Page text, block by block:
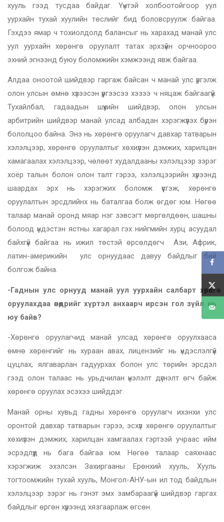
хууль гээд тусдаа байдаг. Үүнтэй холбоотойгоор уул
уурхайн тухай хуулийн төслийг бид боловсруулж байгаа.
Гэхдээ ямар ч тохиолдолд балансыг нь харахад манай улс
уул уурхайн хөрөнгө оруулалт татах эрхзүйн орчноороо
эхний эгнээнд буюу боломжийн хэмжээнд явж байгаа.
Алдаа оноотой шийдвэр гаргаж байсан ч манай улс үргэлж
олон улсын өмнө хүлээсэн үүргээсээ хэзээ ч няцаж байгаагүй.
Тухайлбал, гадаадын шүүхийн шийдвэр, олон улсын
арбитрийн шийдвэр манай улсад албадан хэрэгжүүлэх бүрэн
бололцоо байна. Энэ нь хөрөнгө оруулагч давхар татварын
хэлэлцээр, хөрөнгө оруулалтыг хөхиүлэн дэмжих, харилцан
хамагаалах хэлэлцээр, чөлөөт худалдааны хэлэлцээр зэрэг
хоёр талын болон олон талт гэрээ, хэлэлцээрийн хүрээнд
шаардах эрх нь хэрэгжих боломж үүсгэж, хөрөнгө
оруулалтын эрсдлийнх нь баталгаа болж өгдөг юм. Нөгөө
талаар манай оронд мяар нэг зэвсэгт мөргөлдөөн, шашны
болоод үндэстэн ястны хагарал гэх нийгмийн хурц асуудал
байхгүй байгаа нь ижил төстэй өрсөлдөгч Ази, Африк,
латин-америкийн улс орнуудаас давуу байдлыг бий
болгож байна.
-Гаднын улс орнууд манай уул уурхайн салбарт хөрөнгө
оруулахдаа өнөөдрийг хүртэл анхаарч ирсэн гол зүйл нь
юу байв?
-Хөрөнгө оруулагчид манай улсад хөрөнгө оруулхааса
өмнө хөрөнгийг нь хураан авах, лицензийг нь үндэслэлгүй
цуцлах, ялгаварлан гадуурхах болон улс төрийн эрсдэл
гээд олон талаас нь урьдчилан үнэлэлт дүгнэлт өгч байж
хөрөнгө оруулах эсэхээ шийддэг.
Манай орны хувьд гадны хөрөнгө оруулагч ихэнхи улс
оронтой давхар татварын гэрээ, эсхүл хөрөнгө оруулалтыг
хөхиүлэн дэмжих, харилцан хамгаалах гэртээй учраас ийм
эсрэдлүүд нь бага байгаа юм. Нөгөө талаар саяхнаас
хэрэгжиж эхэлсэн Захиргааны Ерөнхий хууль, Хууль
тогтоомжийн тухай хууль, Монгол-АНУ-ын ил тод байдлын
хэлэлцээр зэрэг нь гэнэт эмх замбараагүй шийдвэр гаргах
байдлыг өргөн хүрээнд хязгаарлаж өгсөн.